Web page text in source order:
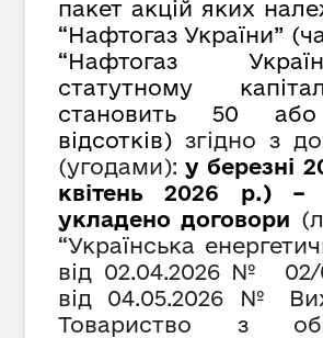
пакет акцій яких
“Нафтогаз України”
“Нафтогаз
статутному
становить 50
відсотків) згідно з
(угодами):у березні
квітень 2026 р.)
укладено договори
“Українська
від 02.04.2026 № 02/
від 04.05.2026 №
Товариство з